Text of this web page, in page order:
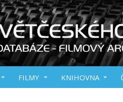
FILMY KNIHOVNA